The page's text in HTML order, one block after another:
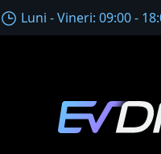
Luni - Vineri: 09:00 -